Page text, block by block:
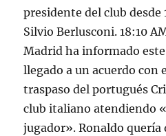
presidente del club desde
Silvio Berlusconi. 18:10
Madrid ha informado
llegado a un acuerdo con
traspaso del portugués
club italiano atendiendo
jugador». Ronaldo quería